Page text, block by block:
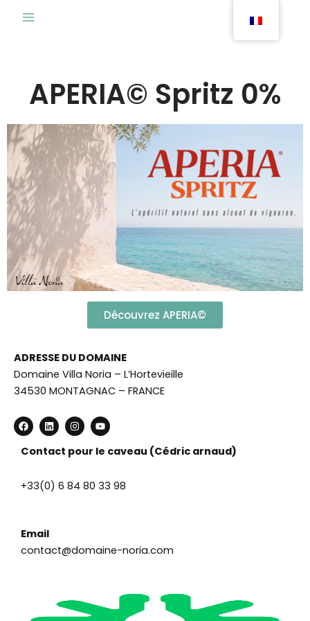
APERIA© Spritz 0%
Découvrez APERIA©
ADRESSE DU DOMAINE
Domaine Villa Noria – L’Hortevieille
34530 MONTAGNAC – FRANCE
F
a
c
e
o
k
L
i
n
k
i
n
I
n
s
t
a
Y
o
u
t
e
Contact pour le caveau (Cédric arnaud)
+33(0) 6 84 80 33 98
Email
contact@domaine-noria.com